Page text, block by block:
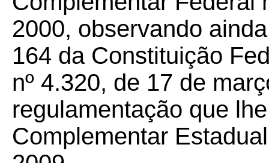
2000, observando
164 da Constituição
nº 4.320, de 17 de
regulamentação que
Complementar